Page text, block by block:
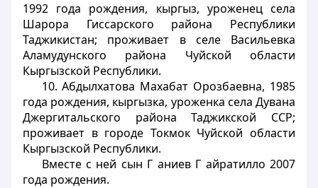
1992 года рождения, кыргыз, уроженец села
Шарора Гиссарского района Республики
Таджикистан; проживает в селе Васильевка
Аламудунского района Чуйской области
Кыргызской Республики.
10. Абдылхатова Махабат Орозбаевна, 1985
года рождения, кыргызка, уроженка села Дувана
Джергитальского района Таджикской ССР;
проживает в городе Токмок Чуйской области
Кыргызской Республики.
Вместе с ней сын Г аниев Г айратилло 2007
года рождения.